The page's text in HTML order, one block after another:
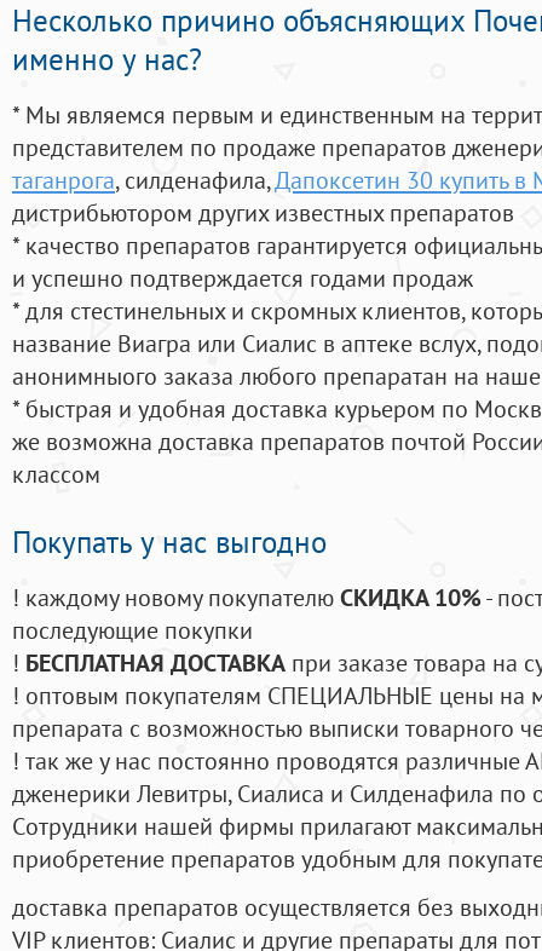
Несколько причино объясняющих
именно у нас?
* Мы являемся первым и единственным на
представителем по продаже препаратов
таганрога, силденафила,Дапоксетин 30 купить в
дистрибьютором других известных препаратов
* качество препаратов гарантируется
и успешно подтверждается годами продаж
* для стестинельных и скромных клиентов,
название Виагра или Сиалис в аптеке вслух,
анонимныого заказа любого препаратан на
* быстрая и удобная доставка курьером по
же возможна доставка препаратов почтой
классом
Покупать у нас выгодно
! каждому новому покупателюСКИДКА 10%-
последующие покупки
! БЕСПЛАТНАЯ ДОСТАВКА при заказе товара на
! оптовым покупателям СПЕЦИАЛЬНЫЕ цены на
препарата с возможностью выписки товарного
! так же у нас постоянно проводятся
дженерики Левитры, Сиалиса и Силденафила по
Cотрудники нашей фирмы прилагают
приобретение препаратов удобным для
доставка препаратов осуществляется без
VIP клиентов: Сиалис и другие препараты для